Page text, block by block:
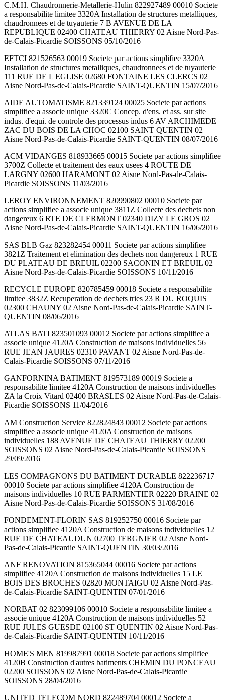
C.M.H. Chaudronnerie-Metallerie-Hulin 822927489 00010 Societe
a responsabilite limitee 3320A Installation de structures metalliques,
chaudronnees et de tuyauterie 7 B AVENUE DE LA
REPUBLIQUE 02400 CHATEAU THIERRY 02 Aisne Nord-Pas-
de-Calais-Picardie SOISSONS 05/10/2016
EFTCI 821526563 00019 Societe par actions simplifiee 3320A
Installation de structures metalliques, chaudronnees et de tuyauterie
111 RUE DE L EGLISE 02680 FONTAINE LES CLERCS 02
Aisne Nord-Pas-de-Calais-Picardie SAINT-QUENTIN 15/07/2016
AIDE AUTOMATISME 821339124 00025 Societe par actions
simplifiee a associe unique 3320C Concep. d'ens. et ass. sur site
indus. d'equi. de controle des processus indus 6 AV ARCHIMEDE
ZAC DU BOIS DE LA CHOC 02100 SAINT QUENTIN 02
Aisne Nord-Pas-de-Calais-Picardie SAINT-QUENTIN 08/07/2016
ACM VIDANGES 818933665 00015 Societe par actions simplifiee
3700Z Collecte et traitement des eaux usees 4 ROUTE DE
LARGNY 02600 HARAMONT 02 Aisne Nord-Pas-de-Calais-
Picardie SOISSONS 11/03/2016
LEROY ENVIRONNEMENT 820990802 00010 Societe par
actions simplifiee a associe unique 3811Z Collecte des dechets non
dangereux 6 RTE DE CLERMONT 02340 DIZY LE GROS 02
Aisne Nord-Pas-de-Calais-Picardie SAINT-QUENTIN 16/06/2016
SAS BLB Gaz 823282454 00011 Societe par actions simplifiee
3821Z Traitement et elimination des dechets non dangereux 1 RUE
DU PLATEAU DE BREUIL 02200 SACONIN ET BREUIL 02
Aisne Nord-Pas-de-Calais-Picardie SOISSONS 10/11/2016
RECYCLE EUROPE 820785459 00018 Societe a responsabilite
limitee 3832Z Recuperation de dechets tries 23 R DU ROQUIS
02300 CHAUNY 02 Aisne Nord-Pas-de-Calais-Picardie SAINT-
QUENTIN 08/06/2016
ATLAS BATI 823501093 00012 Societe par actions simplifiee a
associe unique 4120A Construction de maisons individuelles 56
RUE JEAN JAURES 02310 PAVANT 02 Aisne Nord-Pas-de-
Calais-Picardie SOISSONS 07/11/2016
GANFORNINA BATIMENT 819573189 00019 Societe a
responsabilite limitee 4120A Construction de maisons individuelles
ZA la Croix Vitard 02400 BRASLES 02 Aisne Nord-Pas-de-Calais-
Picardie SOISSONS 11/04/2016
AM Construction Service 822824843 00012 Societe par actions
simplifiee a associe unique 4120A Construction de maisons
individuelles 188 AVENUE DE CHATEAU THIERRY 02200
SOISSONS 02 Aisne Nord-Pas-de-Calais-Picardie SOISSONS
29/09/2016
LES COMPAGNONS DU BATIMENT DURABLE 822236717
00010 Societe par actions simplifiee 4120A Construction de
maisons individuelles 10 RUE PARMENTIER 02220 BRAINE 02
Aisne Nord-Pas-de-Calais-Picardie SOISSONS 31/08/2016
FONDEMENT-FLORIN SAS 819252750 00016 Societe par
actions simplifiee 4120A Construction de maisons individuelles 12
RUE DE CHATEAUDUN 02700 TERGNIER 02 Aisne Nord-
Pas-de-Calais-Picardie SAINT-QUENTIN 30/03/2016
ANF RENOVATION 815365044 00016 Societe par actions
simplifiee 4120A Construction de maisons individuelles 15 LE
BOIS DES BROCHES 02820 MONTAIGU 02 Aisne Nord-Pas-
de-Calais-Picardie SAINT-QUENTIN 07/01/2016
NORBAT 02 823099106 00010 Societe a responsabilite limitee a
associe unique 4120A Construction de maisons individuelles 52
RUE JULES GUESDE 02100 ST QUENTIN 02 Aisne Nord-Pas-
de-Calais-Picardie SAINT-QUENTIN 10/11/2016
HOME'S MEN 819987991 00018 Societe par actions simplifiee
4120B Construction d'autres batiments CHEMIN DU PONCEAU
02200 SOISSONS 02 Aisne Nord-Pas-de-Calais-Picardie
SOISSONS 28/04/2016
UNITED TELECOM NORD 822489704 00012 Societe a